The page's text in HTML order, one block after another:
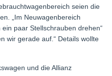
seien die
„Im Neuwagenbereich
paar Stellschrauben drehen“,
wir gerade auf.“ Details wollte
und die Allianz